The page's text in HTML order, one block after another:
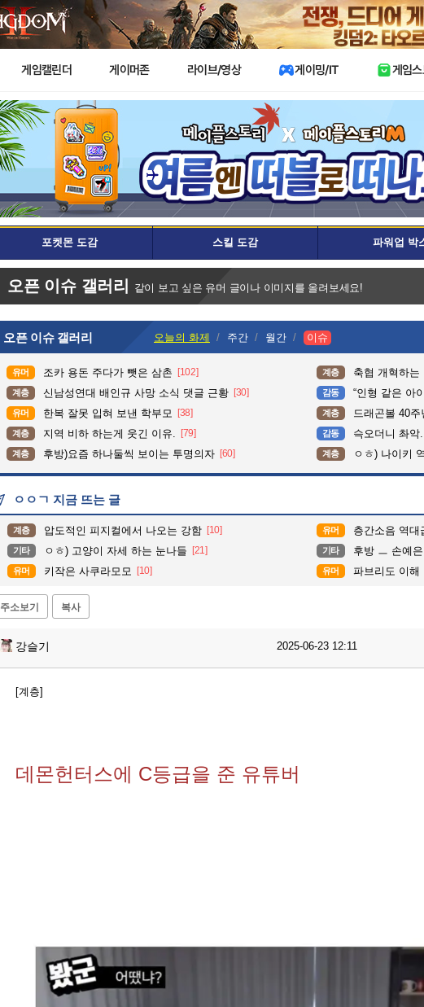
게임캘린더 게이머존 라이브/영상 게이밍/IT 게임스
포켓몬 도감 스킬 도감 파워업 박
오픈 이슈 갤러리 같이 보고 싶은 유머 글이나 이미지를 올려보세요!
오픈 이슈 갤러리 오늘의 화제 주간 월간 이슈
유머 조카 용돈 주다가 뺏은 삼촌 [102] 계층 축협 개혁하는
계층 신남성연대 배인규 사망 소식 댓글 근황 [30] 감동 “인형 같은 아이가
유머 한복 잘못 입혀 보낸 학부모 [38] 계층 드래곤볼 40
계층 지역 비하 하는게 웃긴 이유. [79] 감동 슥오더니 촤악.. 연
계층 후방)요즘 하나둘씩 보이는 투명의자 [60] 계층 ㅇㅎ) 나이키
ㅇㅇㄱ 지금 뜨는 글
계층 압도적인 피지컬에서 나오는 강함 [10] 유머 층간소음 역대
기타 ㅇㅎ) 고양이 자세 하는 눈나들 [21] 기타 후방 ㅡ 손예
유머 키작은 사쿠라모모 [10] 유머 파브리도 이해
주소보기 복사
강슬기 2025-06-23 12:11
[계층]
데몬헌터스에 C등급을 준 유튜버